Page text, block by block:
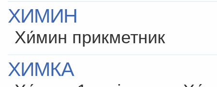
ХИМИН
Хи́мин прикметник
ХИМКА